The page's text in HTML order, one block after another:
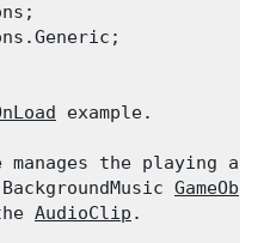
example.
the playing
AudioClip .